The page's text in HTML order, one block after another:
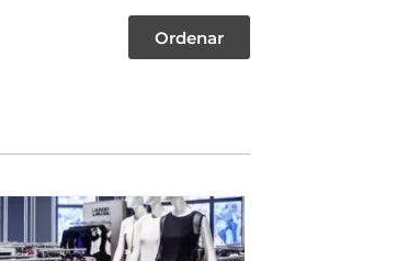
Ordenar
WOMEN'S DRESSES & SUITS